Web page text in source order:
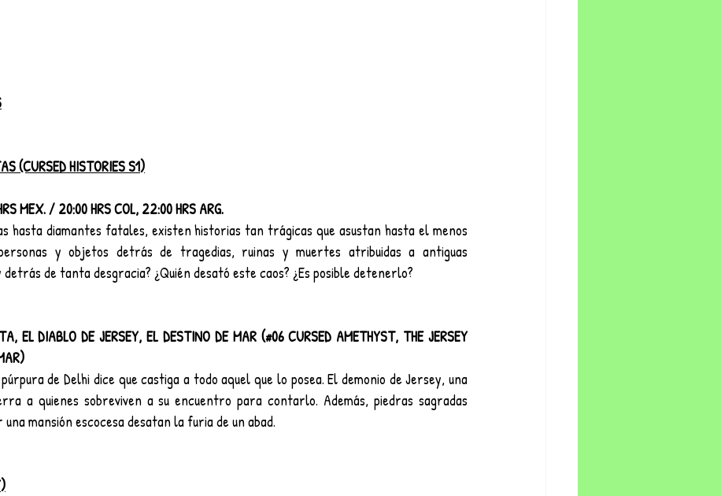
(CURSED HISTORIES S1)
MEX. / 20:00 HRS COL, 22:00 HRS ARG.
hasta diamantes fatales, existen historias tan trágicas que asustan hasta el menos
y objetos detrás de tragedias, ruinas y muertes atribuidas a antiguas
detrás de tanta desgracia? ¿Quién desató este caos? ¿Es posible detenerlo?
EL DIABLO DE JERSEY, EL DESTINO DE MAR (#06 CURSED AMETHYST, THE JERSEY
de Delhi dice que castiga a todo aquel que lo posea. El demonio de Jersey, una
a quienes sobreviven a su encuentro para contarlo. Además, piedras sagradas
mansión escocesa desatan la furia de un abad.